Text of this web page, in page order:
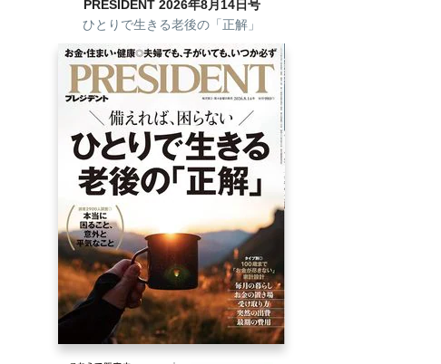
PRESIDENT 2026年8月14日号
ひとりで生きる老後の「正解」